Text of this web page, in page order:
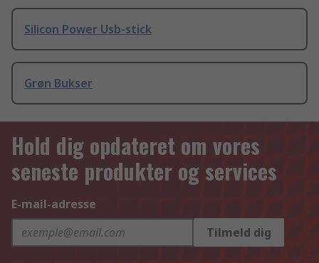
Silicon Power Usb-stick
Grøn Bukser
Hold dig opdateret om vores
seneste produkter og services
E-mail-adresse
Tilmeld dig